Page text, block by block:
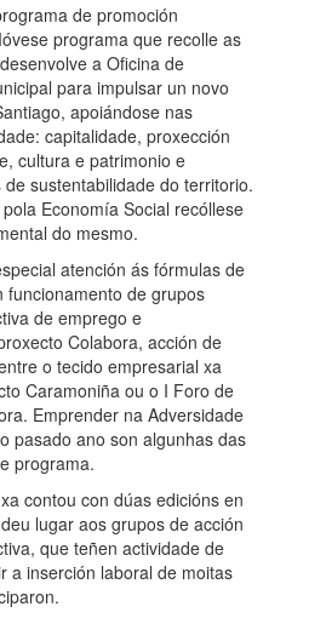
de promoción
programa que recolle as
a Oficina de
para impulsar un novo
apoiándose nas
capitalidade, proxección
cultura e patrimonio e
sustentabilidade do territorio.
Economía Social recóllese
do mesmo.
atención ás fórmulas de
de grupos
de emprego e
Colabora, acción de
o tecido empresarial xa
Caramoniña ou o I Foro de
Emprender na Adversidade
pasado ano son algunhas das
programa.
contou con dúas edicións en
lugar aos grupos de acción
que teñen actividade de
a inserción laboral de moitas